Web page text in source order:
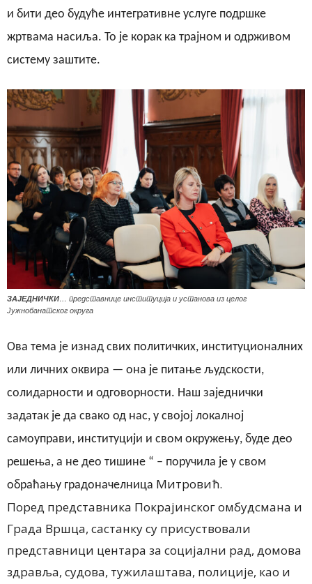
и бити део будуће интегративне услуге подршке
жртвама насиља. То је корак ка трајном и одрживом
систему заштите.
ЗАЈЕДНИЧКИ… представнице институција и установа из целог
Јужнобанатског округа
Ова тема је изнад свих политичких, институционалних
или личних оквира — она је питање људскости,
солидарности и одговорности. Наш заједнички
задатак је да свако од нас, у својој локалној
самоуправи, институцији и свом окружењу, буде део
решења, а не део тишине “ – поручила је у свом
обраћању градоначелница Митровић.
Поред представника Покрајинског омбудсмана и
Града Вршца, састанку су присуствовали
представници центара за социјални рад, домова
здравља, судова, тужилаштава, полиције, као и